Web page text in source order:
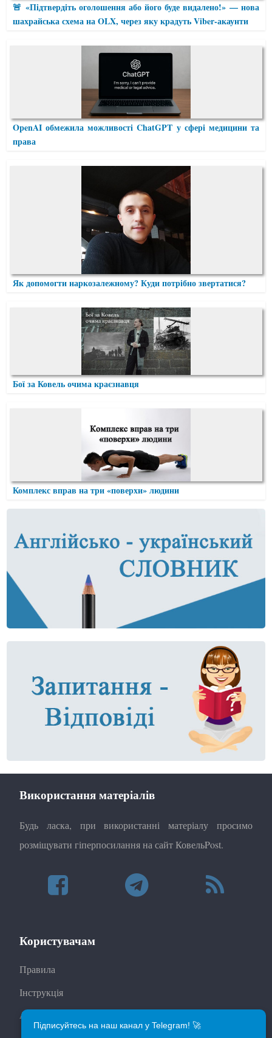
🚨 «Підтвердіть оголошення або його буде видалено!» — нова
шахрайська схема на OLX, через яку крадуть Viber-акаунти
OpenAI обмежила можливості ChatGPT у сфері медицини та
права
Як допомогти наркозалежному? Куди потрібно звертатися?
Бої за Ковель очима краєзнавця
Комплекс вправ на три «поверхи» людини
Використання матеріалів
Будь ласка, при використанні матеріалу просимо
розміщувати гіперпосилання на сайт КовельPost.
Користувачам
Правила
Інструкція
Автори
Підписуйтесь на наш канал у Telegram! 🚀